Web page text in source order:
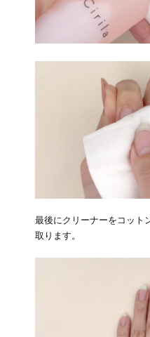
最後にクリーナーをコット
取ります。